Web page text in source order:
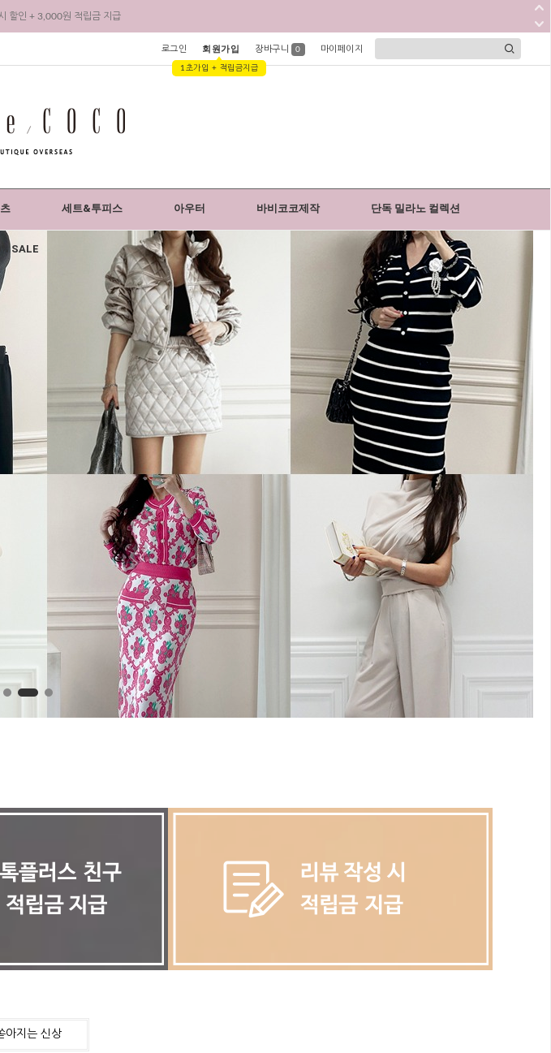
시 1,000원 적립금 지급
로그인 회원가입
1초가입 + 적립금지급
장바구니 0 마이페이지
세트&투피스 아우터 바비코코제작 단독 밀라노 컬렉션
SALE
아지는 신상